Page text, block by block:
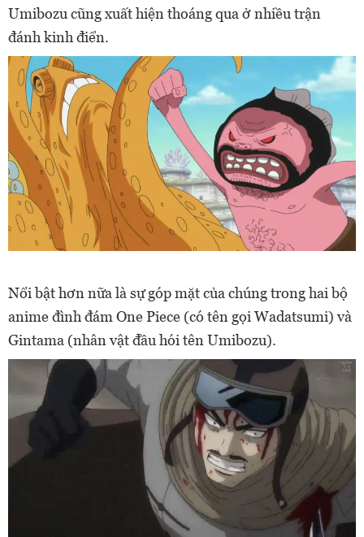
Umibozu cũng xuất hiện thoáng qua ở nhiều trận
đánh kinh điển.
Nổi bật hơn nữa là sự góp mặt của chúng trong hai bộ
anime đình đám One Piece (có tên gọi Wadatsumi) và
Gintama (nhân vật đầu hói tên Umibozu).